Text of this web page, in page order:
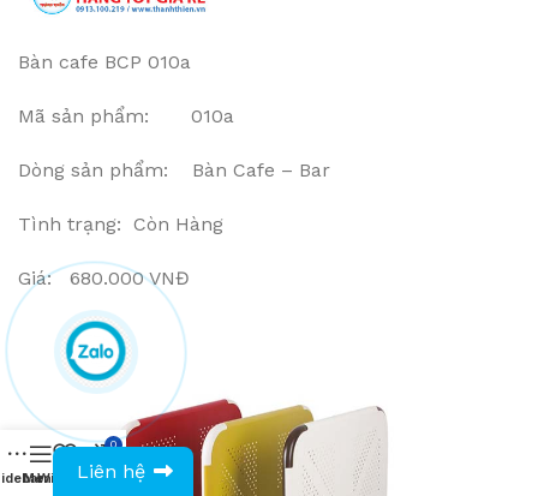
Bàn cafe BCP 010a
Mã sản phẩm: 010a
Dòng sản phẩm: Bàn Cafe – Bar
Tình trạng: Còn Hàng
Giá: 680.000 VNĐ
MenuWishlistCompare
0
Cart
Liên hệ
0943594386